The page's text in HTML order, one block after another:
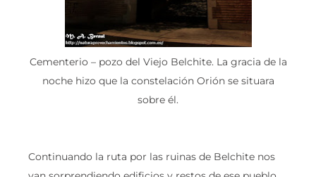
Cementerio – pozo del Viejo Belchite. La gracia de la
noche hizo que la constelación Orión se situara
sobre él.
Continuando la ruta por las ruinas de Belchite nos